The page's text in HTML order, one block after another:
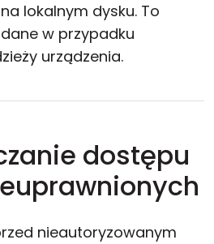
lokalnym dysku. To
w przypadku
urządzenia.
dostępu
nieautoryzowanym